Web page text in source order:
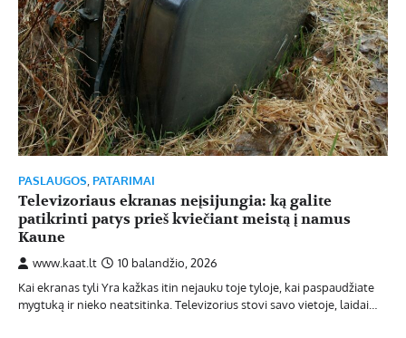
PASLAUGOS, PATARIMAI
Televizoriaus ekranas neįsijungia: ką galite
patikrinti patys prieš kviečiant meistą į namus
Kaune
www.kaat.lt
10 balandžio, 2026
Kai ekranas tyli Yra kažkas itin nejauku toje tyloje, kai paspaudžiate
mygtuką ir nieko neatsitinka. Televizorius stovi savo vietoje, laidai…